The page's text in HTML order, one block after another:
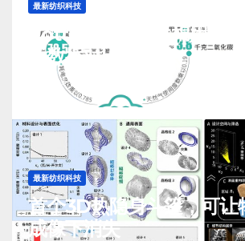
最新纺织科技
Cotton-Sim仿生棉用水排
放数据对比与测算
J 7 月, 2026
最新纺织科技
首个3D热隐身斗篷，可让
成像下消失